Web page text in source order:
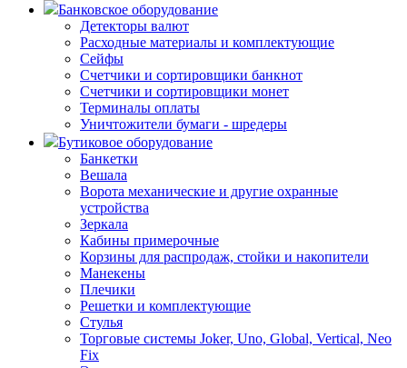
Банковское оборудование
Детекторы валют
Расходные материалы и комплектующие
Сейфы
Счетчики и сортировщики банкнот
Счетчики и сортировщики монет
Терминалы оплаты
Уничтожители бумаги - шредеры
Бутиковое оборудование
Банкетки
Вешала
Ворота механические и другие охранные
устройства
Зеркала
Кабины примерочные
Корзины для распродаж, стойки и накопители
Манекены
Плечики
Решетки и комплектующие
Стулья
Торговые системы Joker, Uno, Global, Vertical, Neo
Fix